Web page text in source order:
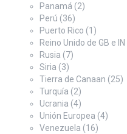
Panamá (2)
Perú (36)
Puerto Rico (1)
Reino Unido de GB e IN
Rusia (7)
Siria (3)
Tierra de Canaan (25)
Turquía (2)
Ucrania (4)
Unión Europea (4)
Venezuela (16)